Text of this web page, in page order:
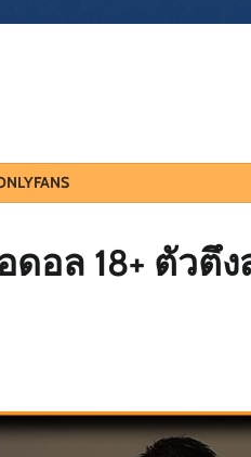
อล 18+ ตัวตึง